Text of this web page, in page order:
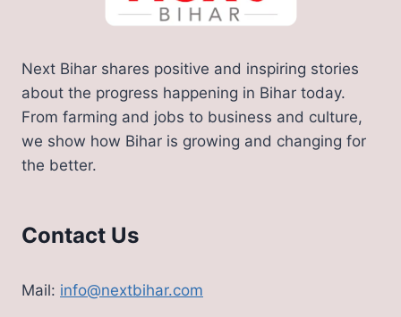
Next Bihar shares positive and inspiring stories
about the progress happening in Bihar today.
From farming and jobs to business and culture,
we show how Bihar is growing and changing for
the better.
Contact Us
Mail: info@nextbihar.com